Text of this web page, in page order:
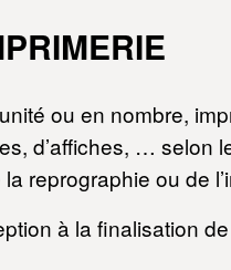
ou en nombre,
d’affiches, … selon
reprographie ou de
à la finalisation